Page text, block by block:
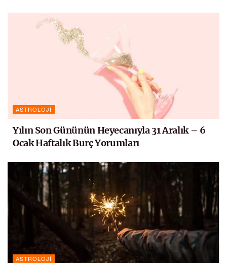
ASTROLOJI
Yılın Son Gününün Heyecanıyla 31 Aralık – 6
Ocak Haftalık Burç Yorumları
ASTROLOJI